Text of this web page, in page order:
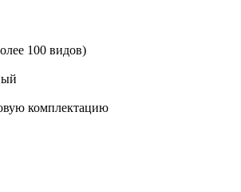
100 видов)
комплектацию